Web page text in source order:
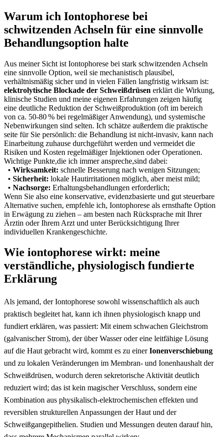
Warum ich Iontophorese ‍bei‌
schwitzenden​ Achseln für eine sinnvolle
⁤Behandlungsoption halte
Aus meiner Sicht⁢ ist​ Iontophorese bei‍ stark⁣ schwitzenden Achseln
eine⁣ sinnvolle Option,⁣ weil sie ⁢mechanistisch plausibel,
verhältnismäßig sicher und in vielen Fällen⁣ langfristig ‌wirksam ist: ⁤
elektrolytische ⁤Blockade der⁤ Schweißdrüsen erklärt die Wirkung,
klinische Studien und meine eigenen Erfahrungen⁣ zeigen häufig
⁤eine⁤ deutliche⁤ Reduktion der‍ Schweißproduktion (oft im bereich
⁢von ca. 50-80 % ‍bei regelmäßiger Anwendung), und systemische
Nebenwirkungen sind selten. Ich schätze außerdem die praktische
seite ‌für Sie ⁤persönlich: die‍ Behandlung ist nicht-invasiv, kann nach
‍Einarbeitung zuhause durchgeführt werden und‌ vermeidet die
Risiken und Kosten regelmäßiger Injektionen oder Operationen.
Wichtige Punkte,die⁢ ich immer anspreche,sind dabei: ​
• Wirksamkeit: schnelle Besserung‌ nach⁢ wenigen Sitzungen;
• Sicherheit: lokale Hautirritationen möglich, ⁢aber ‍meist ‌mild;
•​ Nachsorge: Erhaltungsbehandlungen erforderlich;
Wenn​ Sie also eine konservative,⁣ evidenzbasierte und gut ‍steuerbare
Alternative suchen, empfehle ich, ​Iontophorese als ernsthafte Option
in Erwägung zu ziehen – am besten nach​ Rücksprache mit ‍Ihrer
⁤Ärztin‌ oder Ihrem Arzt ⁢und unter Berücksichtigung Ihrer
individuellen Krankengeschichte.
Wie iontophorese wirkt: meine⁤
verständliche, physiologisch fundierte
Erklärung
Als‍ jemand, der Iontophorese sowohl wissenschaftlich als auch
praktisch begleitet hat, ‍kann⁢ ich ihnen physiologisch ⁢knapp ‌und
fundiert erklären, ​was passiert: Mit einem schwachen Gleichstrom
(galvanischer Strom), der über Wasser oder eine leitfähige Lösung⁤
auf die Haut gebracht wird, kommt ​es zu einerIonenverschiebung
und zu lokalen⁣ Veränderungen im Membran- ‍und Ionenhaushalt der
Schweißdrüsen, wodurch deren sekretorische Aktivität deutlich
reduziert wird; das​ ist kein magischer Verschluss, sondern ‍eine
Kombination aus physikalisch-elektrochemischen effekten ⁢und
reversiblen⁤ strukturellen‍ Anpassungen der⁣ Haut und der
Schweißgangepithelien. Studien und Messungen deuten‌ darauf ⁤hin,